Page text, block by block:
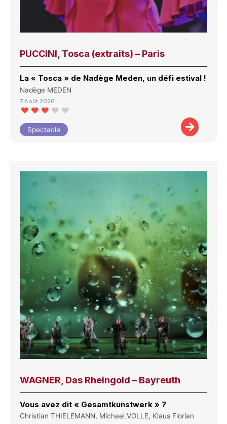
PUCCINI, Tosca (extraits) – Paris
La « Tosca » de Nadège Meden, un défi estival !
Nadège MEDEN
7 Août 2026
Spectacle
WAGNER, Das Rheingold – Bayreuth
Vous avez dit « Gesamtkunstwerk » ?
Christian THIELEMANN, Michael VOLLE, Klaus Florian